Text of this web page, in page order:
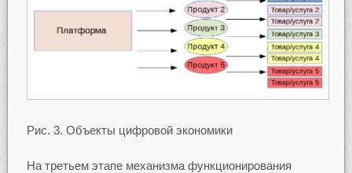
Рис. 3. Объекты цифровой экономики
На третьем этапе механизма функционирования